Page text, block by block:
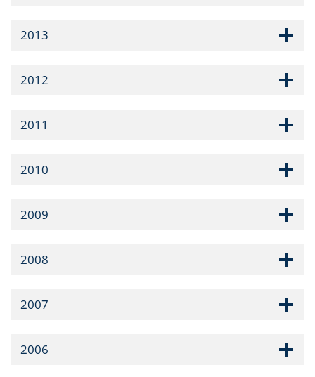
2013
2012
2011
2010
2009
2008
2007
2006